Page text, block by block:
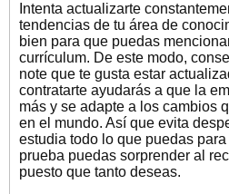
Intenta actualizarte
tendencias de tu área de
bien para que puedas
currículum. De este modo,
note que te gusta estar
contratarte ayudarás a que la
más y se adapte a los cambios
en el mundo. Así que evita
estudia todo lo que puedas
prueba puedas sorprender al
puesto que tanto deseas.